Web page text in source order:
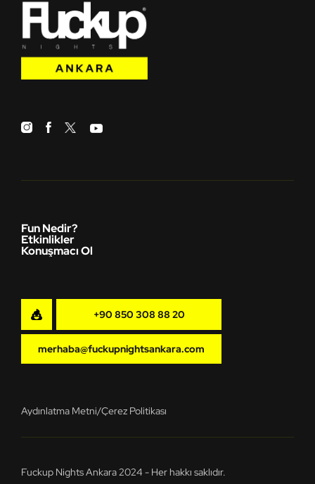
Fuckup Nights Ankara 2024 - Her hakkı saklıdır.
Fun Nedir?
Etkinlikler
Konuşmacı Ol
Aydınlatma Metni/Çerez Politikası
+90 850 308 88 20
merhaba@fuckupnightsankara.com